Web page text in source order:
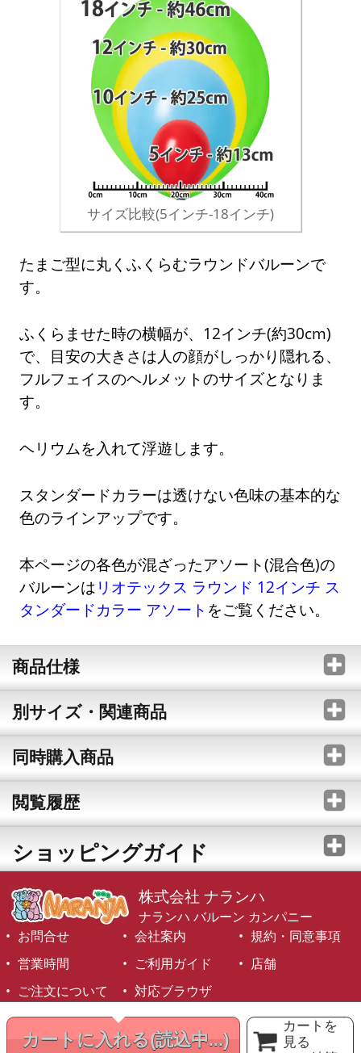
カートに入れる(読込中...)
カートを
見る
サイズ比較(5インチ-18インチ)
たまご型に丸くふくらむラウンドバルーンで
す。
ふくらませた時の横幅が、12インチ(約30cm)
で、目安の大きさは人の顔がしっかり隠れる、
フルフェイスのヘルメットのサイズとなりま
す。
ヘリウムを入れて浮遊します。
スタンダードカラーは透けない色味の基本的な
色のラインアップです。
本ページの各色が混ざったアソート(混合色)の
バルーンは リオテックス ラウンド 12インチ ス
タンダードカラー アソート をご覧ください。
商品仕様
別サイズ・関連商品
同時購入商品
閲覧履歴
ショッピングガイド
株式会社 ナランハ
ナランハ バルーン カンパニー
お問合せ
会社案内
規約・同意事項
営業時間
ご利用ガイド
店舗
ご注文について
対応ブラウザ
©1999-2026 NARANJA Inc. All Rights Reserved.